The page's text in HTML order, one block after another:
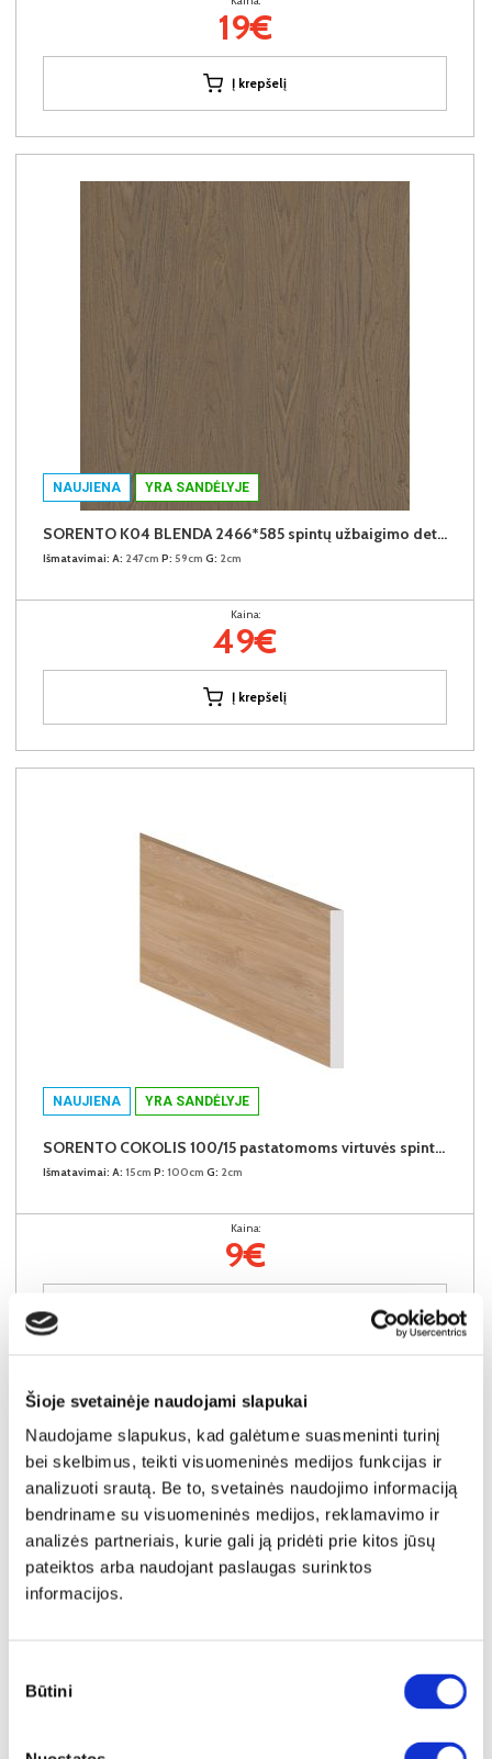
Šioje svetainėje naudojami slapukai
Naudojame slapukus, kad galėtume suasmeninti turinį
bei skelbimus, teikti visuomeninės medijos funkcijas ir
analizuoti srautą. Be to, svetainės naudojimo informaciją
bendriname su visuomeninės medijos, reklamavimo ir
analizės partneriais, kurie gali ją pridėti prie kitos jūsų
pateiktos arba naudojant paslaugas surinktos
informacijos.
pasirinkimas
Būtini
19€
Į krepšelį
NAUJIENA YRA SANDĖLYJE
SORENTO K04 BLENDA 2466*585 spintų užbaigimo detalė (Baltic Storm)
Išmatavimai: A: 247cm P: 59cm G: 2cm
Kaina:
49€
Į krepšelį
NAUJIENA YRA SANDĖLYJE
SORENTO COKOLIS 100/15 pastatomoms virtuvės spintelėms (Puccini)
Išmatavimai: A: 15cm P: 100cm G: 2cm
Kaina:
9€